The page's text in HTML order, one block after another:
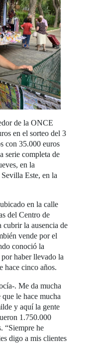
de la ONCE
en el sorteo del 3
con 35.000 euros
serie completa de
en la
Este, en la
en la calle
del Centro de
cubrir la ausencia de
vende por el
conoció la
haber llevado la
hace cinco años.
. Me da mucha
le hace mucha
y aquí la gente
1.750.000
“Siempre he
digo a mis clientes